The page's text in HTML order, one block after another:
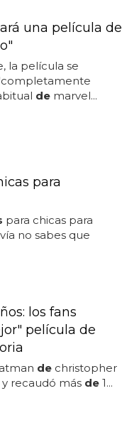
una película de
la película se
demarvel...
para
para chicas para
no sabes que
los fans
película de
dechristopher
recaudó más de1...